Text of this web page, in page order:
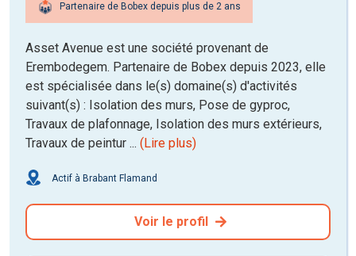
Partenaire de Bobex depuis plus de 2 ans
Asset Avenue est une société provenant de
Erembodegem. Partenaire de Bobex depuis 2023, elle
est spécialisée dans le(s) domaine(s) d'activités
suivant(s) : Isolation des murs, Pose de gyproc,
Travaux de plafonnage, Isolation des murs extérieurs,
Travaux de peintur ... (Lire plus)
Actif à Brabant Flamand
Voir le profil